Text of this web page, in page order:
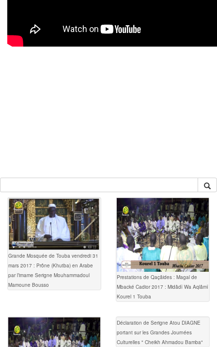
Grande Mosquée de Touba vendredi 31
mars 2017 : Prône (Khutba) en Arabe
par l’imame Serigne Mouhammadoul
Mamoune Bousso
Prestations de Qaçâides : Magal de
Mbacké Cadior 2017 : Midâdî Wa Aqlâmî
Kourel 1 Touba
Déclaration de Serigne Atou DIAGNE
portant sur les Grandes Journées
Culturelles " Cheikh Ahmadou Bamba"